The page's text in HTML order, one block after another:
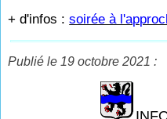
+ d'infos :soirée à
Publié le 19 octobre 2021 :